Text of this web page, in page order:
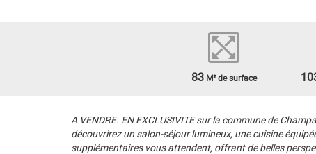
83M² de surface
A VENDRE. EN EXCLUSIVITE sur la commune de
découvrirez un salon-séjour lumineux, une cuisine
supplémentaires vous attendent, offrant de belles